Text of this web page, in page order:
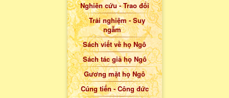
Nghiên cứu - Trao đổi
Trải nghiệm - Suy
ngẫm
Sách viết về họ Ngô
Sách tác giả họ Ngô
Gương mặt họ Ngô
Cúng tiến - Công đức